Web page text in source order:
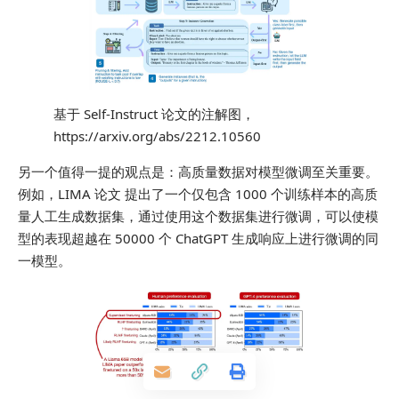
基于 Self-Instruct 论文的注解图，
https://arxiv.org/abs/2212.10560
另一个值得一提的观点是：高质量数据对模型微调至关重要。
例如，LIMA 论文 提出了一个仅包含 1000 个训练样本的高质
量人工生成数据集，通过使用这个数据集进行微调，可以使模
型的表现超越在 50000 个 ChatGPT 生成响应上进行微调的同
一模型。